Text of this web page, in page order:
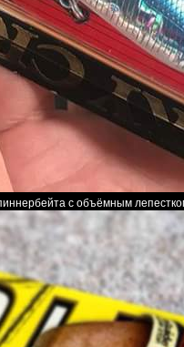
с объёмным